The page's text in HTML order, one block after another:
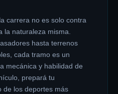
carrera no es solo contra
la naturaleza misma.
hasta terrenos
cada tramo es un
mecánica y habilidad de
prepará tu
de los deportes más